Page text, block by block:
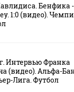
Бенфика -
1:0 (видео).
Интервью Франка
(видео). Альфа-
Лига. Футбол